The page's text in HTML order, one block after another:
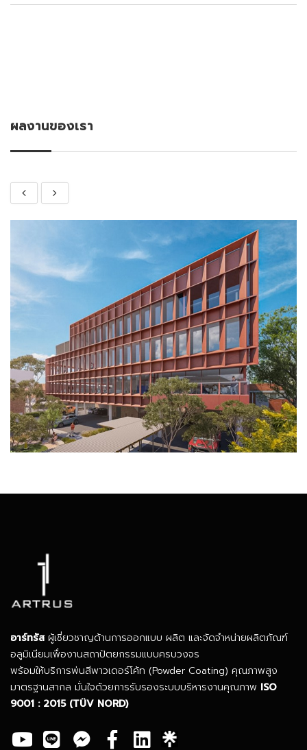
ผลงานของเรา
Dubbo Workplace Hub, NSW 2830, Australia
อาร์ทรัสผู้เชี่ยวชาญด้านการออกแบบ ผลิต และจัดจำหน่ายผลิตภัณฑ์
อลูมิเนียมเพื่องานสถาปัตยกรรมแบบครบวงจร
พร้อมให้บริการพ่นสีพาวเดอร์โค้ท (Powder Coating) คุณภาพสูง
มาตรฐานสากล มั่นใจด้วยการรับรองระบบบริหารงานคุณภาพ ISO
9001 : 2015(TÜV NORD)